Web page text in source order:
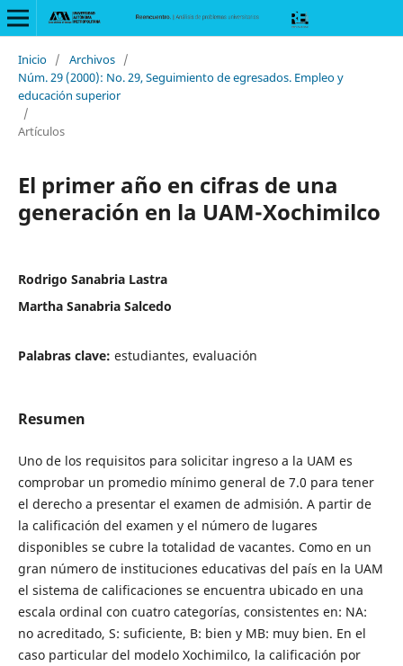
Inicio / Archivos /
Núm. 29 (2000): No. 29, Seguimiento de egresados. Empleo y
educación superior
/
Artículos
El primer año en cifras de una
generación en la UAM-Xochimilco
Rodrigo Sanabria Lastra
Martha Sanabria Salcedo
Palabras clave: estudiantes, evaluación
Resumen
Uno de los requisitos para solicitar ingreso a la UAM es
comprobar un promedio mínimo general de 7.0 para tener
el derecho a presentar el examen de admisión. A partir de
la calificación del examen y el número de lugares
disponibles se cubre la totalidad de vacantes. Como en un
gran número de instituciones educativas del país en la UAM
el sistema de calificaciones se encuentra ubicado en una
escala ordinal con cuatro categorías, consistentes en: NA:
no acreditado, S: suficiente, B: bien y MB: muy bien. En el
caso particular del modelo Xochimilco, la calificación por